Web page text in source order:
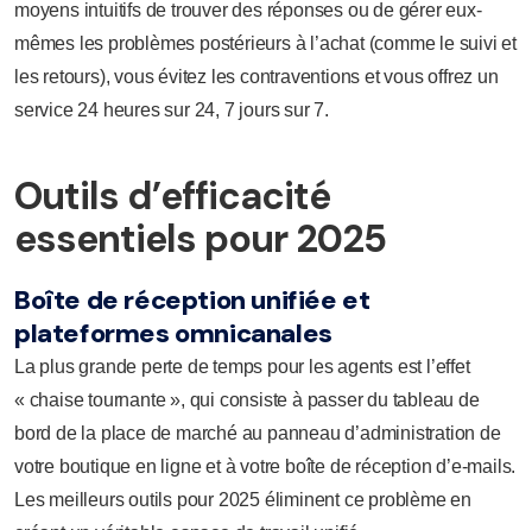
moyens intuitifs de trouver des réponses ou de gérer eux-
mêmes les problèmes postérieurs à l’achat (comme le suivi et
les retours), vous évitez les contraventions et vous offrez un
service 24 heures sur 24, 7 jours sur 7.
Outils d’efficacité
essentiels pour 2025
Boîte de réception unifiée et
plateformes omnicanales
La plus grande perte de temps pour les agents est l’effet
« chaise tournante », qui consiste à passer du tableau de
bord de la place de marché au panneau d’administration de
votre boutique en ligne et à votre boîte de réception d’e-mails.
Les meilleurs outils pour 2025 éliminent ce problème en